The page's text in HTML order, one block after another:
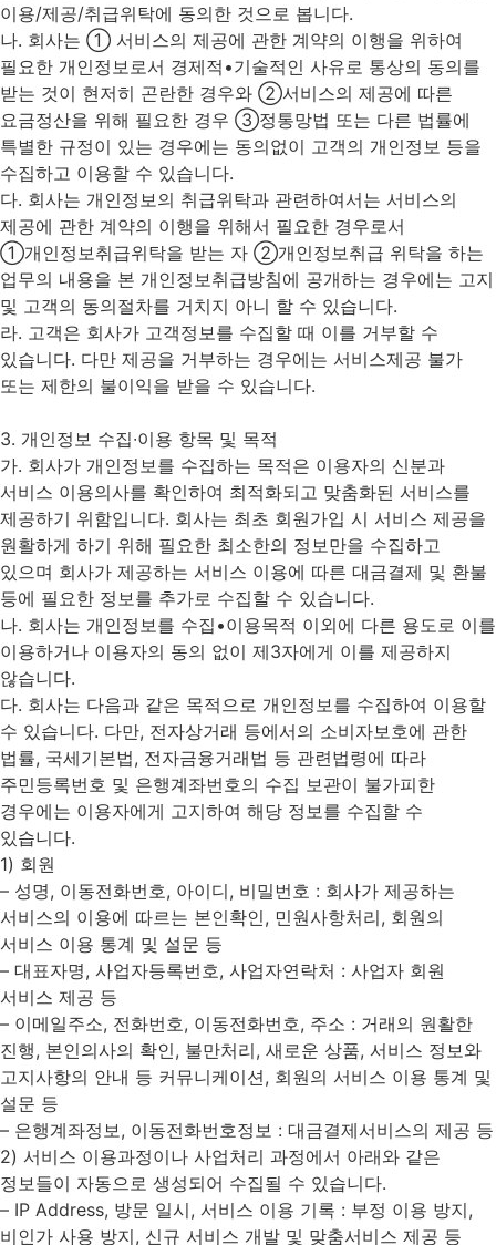
이용/제공/취급위탁에 동의한 것으로 봅니다.
나. 회사는 ① 서비스의 제공에 관한 계약의 이행을 위하여
필요한 개인정보로서 경제적•기술적인 사유로 통상의 동의를
받는 것이 현저히 곤란한 경우와 ②서비스의 제공에 따른
요금정산을 위해 필요한 경우 ③정통망법 또는 다른 법률에
특별한 규정이 있는 경우에는 동의없이 고객의 개인정보 등을
수집하고 이용할 수 있습니다.
다. 회사는 개인정보의 취급위탁과 관련하여서는 서비스의
제공에 관한 계약의 이행을 위해서 필요한 경우로서
①개인정보취급위탁을 받는 자 ②개인정보취급 위탁을 하는
업무의 내용을 본 개인정보취급방침에 공개하는 경우에는 고지
및 고객의 동의절차를 거치지 아니 할 수 있습니다.
라. 고객은 회사가 고객정보를 수집할 때 이를 거부할 수
있습니다. 다만 제공을 거부하는 경우에는 서비스제공 불가
또는 제한의 불이익을 받을 수 있습니다.
3. 개인정보 수집∙이용 항목 및 목적
가. 회사가 개인정보를 수집하는 목적은 이용자의 신분과
서비스 이용의사를 확인하여 최적화되고 맞춤화된 서비스를
제공하기 위함입니다. 회사는 최초 회원가입 시 서비스 제공을
원활하게 하기 위해 필요한 최소한의 정보만을 수집하고
있으며 회사가 제공하는 서비스 이용에 따른 대금결제 및 환불
등에 필요한 정보를 추가로 수집할 수 있습니다.
나. 회사는 개인정보를 수집•이용목적 이외에 다른 용도로 이를
이용하거나 이용자의 동의 없이 제3자에게 이를 제공하지
않습니다.
다. 회사는 다음과 같은 목적으로 개인정보를 수집하여 이용할
수 있습니다. 다만, 전자상거래 등에서의 소비자보호에 관한
법률, 국세기본법, 전자금융거래법 등 관련법령에 따라
주민등록번호 및 은행계좌번호의 수집 보관이 불가피한
경우에는 이용자에게 고지하여 해당 정보를 수집할 수
있습니다.
1) 회원
– 성명, 이동전화번호, 아이디, 비밀번호 : 회사가 제공하는
서비스의 이용에 따르는 본인확인, 민원사항처리, 회원의
서비스 이용 통계 및 설문 등
– 대표자명, 사업자등록번호, 사업자연락처 : 사업자 회원
서비스 제공 등
– 이메일주소, 전화번호, 이동전화번호, 주소 : 거래의 원활한
진행, 본인의사의 확인, 불만처리, 새로운 상품, 서비스 정보와
고지사항의 안내 등 커뮤니케이션, 회원의 서비스 이용 통계 및
설문 등
– 은행계좌정보, 이동전화번호정보 : 대금결제서비스의 제공 등
2) 서비스 이용과정이나 사업처리 과정에서 아래와 같은
정보들이 자동으로 생성되어 수집될 수 있습니다.
– IP Address, 방문 일시, 서비스 이용 기록 : 부정 이용 방지,
비인가 사용 방지, 신규 서비스 개발 및 맞춤서비스 제공 등